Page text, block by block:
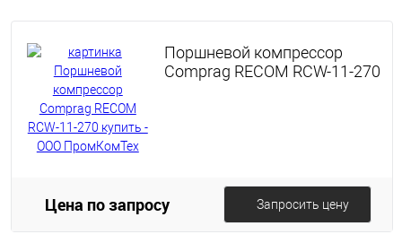
Поршневой компрессор
Comprag RECOM RCW-11-270
Цена по запросу Запросить цену